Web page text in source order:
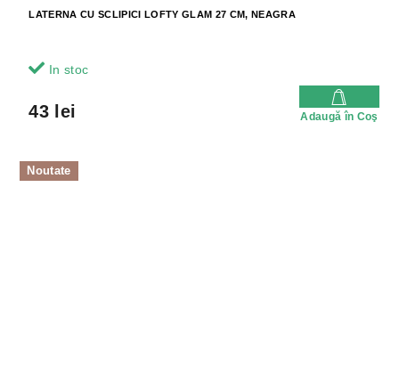
LATERNA CU SCLIPICI LOFTY GLAM 27 CM, NEAGRA
In stoc
43 lei Adaugă în Coş
Noutate